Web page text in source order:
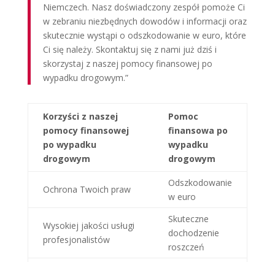
Niemczech. Nasz doświadczony zespół pomoże Ci
w zebraniu niezbędnych dowodów i informacji oraz
skutecznie wystąpi o odszkodowanie w euro, które
Ci się należy. Skontaktuj się z nami już dziś i
skorzystaj z naszej pomocy finansowej po
wypadku drogowym.”
Korzyści z naszej
pomocy finansowej
po wypadku
drogowym
Pomoc
finansowa po
wypadku
drogowym
Ochrona Twoich praw
Odszkodowanie
w euro
Wysokiej jakości usługi
profesjonalistów
Skuteczne
dochodzenie
roszczeń